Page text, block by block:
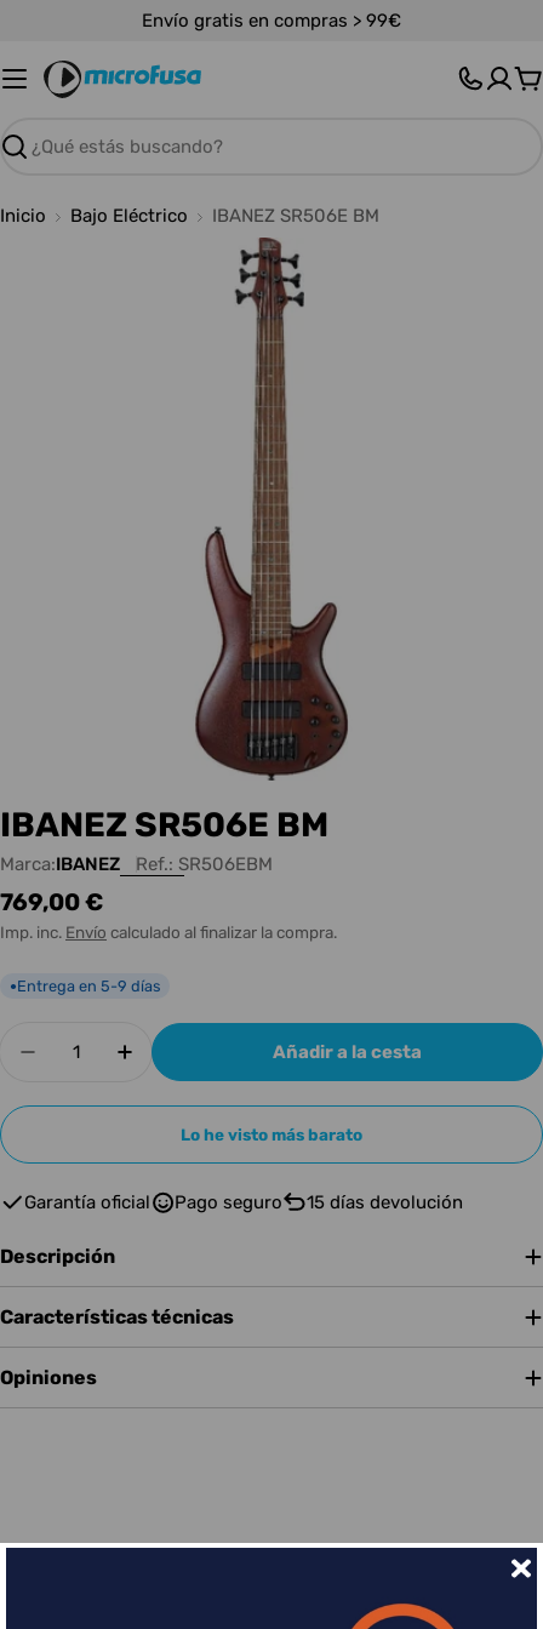
contenido
Envío gratis en compras > 99€
Buscar
Inicio Bajo Eléctrico IBANEZ SR506E BM
IBANEZ SR506E BM
Marca:IBANEZ Ref.: SR506EBM
Precio
habitual
769,00 €
Imp. inc. Envío calculado al finalizar la compra.
●Entrega en 5-9 días
Disminuir cantidad para IBANEZ SR506E BM
Aumentar cantidad para IBANEZ
Añadir a la cesta
Lo he visto más barato
Garantía oficial Pago seguro 15 días devolución
Descripción
Características técnicas
Opiniones